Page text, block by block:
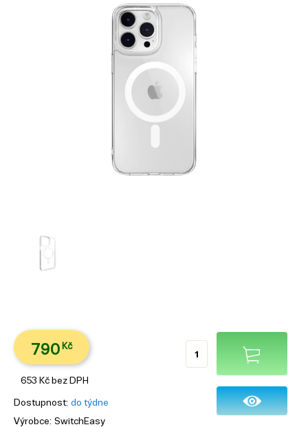
790 Kč
653 Kč bez DPH
Dostupnost do týdne
Výrobce SwitchEasy